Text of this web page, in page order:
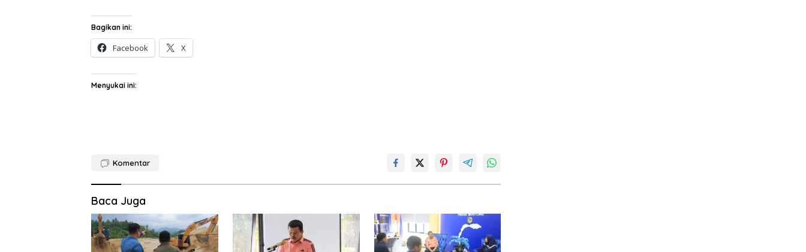
Bagikan ini:
Facebook X
Menyukai ini:
Komentar
Baca Juga